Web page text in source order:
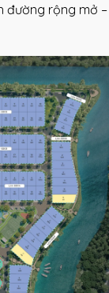
đường rộng mở –